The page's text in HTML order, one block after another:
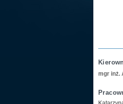
mgr inż.